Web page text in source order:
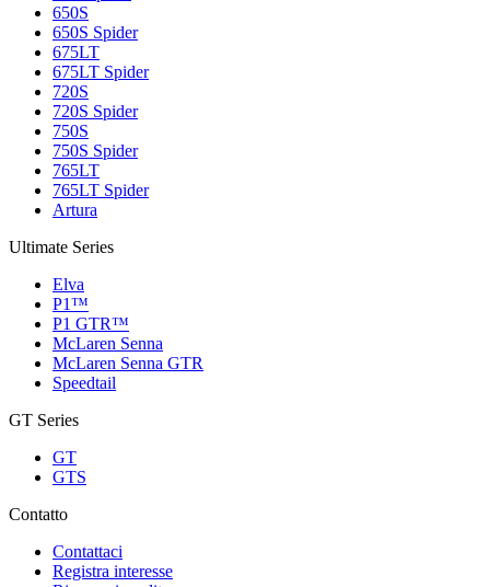
650S
650S Spider
675LT
675LT Spider
720S
720S Spider
750S
750S Spider
765LT
765LT Spider
Artura
Ultimate Series
Elva
P1™
P1 GTR™
McLaren Senna
McLaren Senna GTR
Speedtail
GT Series
GT
GTS
Contatto
Contattaci
Registra interesse